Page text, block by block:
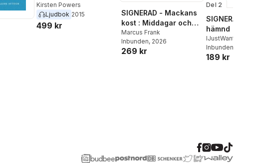
Kirsten Powers
Ljudbok 2015
499 kr
SIGNERAD - Mackans
kost : Middagar och
matlådor
Marcus Frank
Inbunden, 2026
269 kr
Del 2
SIGNERAD -
hämnd
Adolphson
Beer ,Victor Beer
Inbunden
189 kr